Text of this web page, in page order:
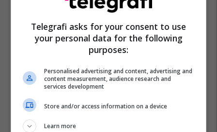
Telegrafi asks for your consent to use
your personal data for the following
purposes:
Personalised advertising and content, advertising and
content measurement, audience research and
services development
Store and/or access information on a device
Learn more